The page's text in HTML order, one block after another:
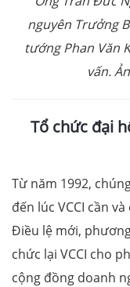
nguyên Trưởng
tướng Phan Văn
vấn.
Tổ chức đại
Từ năm 1992,
đến lúc VCCI cần
Điều lệ mới,
chức lại VCCI cho
cộng đồng doanh